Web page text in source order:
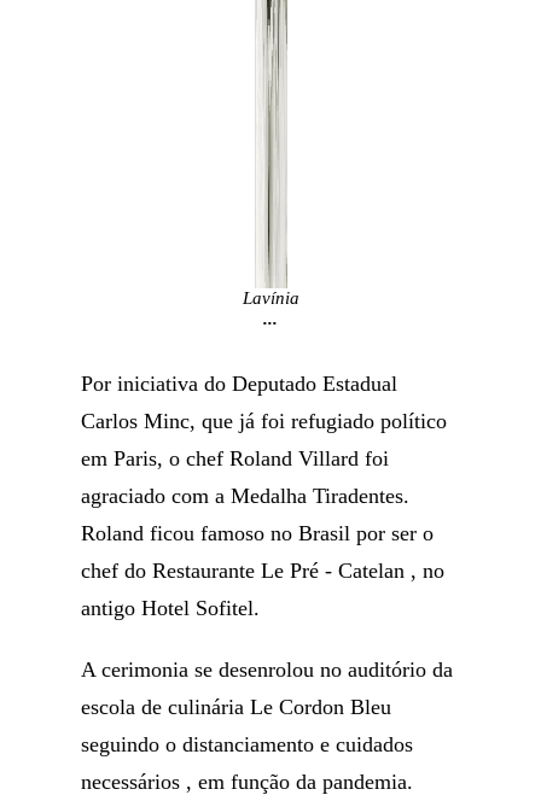
Lavínia
...
Por iniciativa do Deputado Estadual
Carlos Minc, que já foi refugiado político
em Paris, o chef Roland Villard foi
agraciado com a Medalha Tiradentes.
Roland ficou famoso no Brasil por ser o
chef do Restaurante Le Pré - Catelan , no
antigo Hotel Sofitel.
A cerimonia se desenrolou no auditório da
escola de culinária Le Cordon Bleu
seguindo o distanciamento e cuidados
necessários , em função da pandemia.